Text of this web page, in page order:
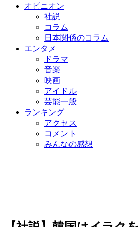
オピニオン
社説
コラム
日本関係のコラム
エンタメ
ドラマ
音楽
映画
アイドル
芸能一般
ランキング
アクセス
コメント
みんなの感想